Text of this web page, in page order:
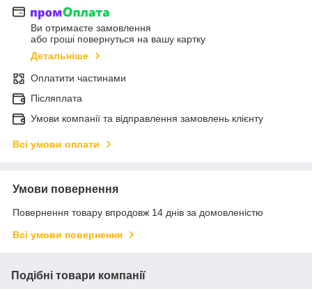
Ви отримаєте замовлення
або гроші повернуться на вашу картку
Детальніше
Оплатити частинами
Післяплата
Умови компанії та відправлення замовлень клієнту
Всі умови оплати
Умови повернення
Повернення товару впродовж 14 днів за домовленістю
Всі умови повернення
Подібні товари компанії